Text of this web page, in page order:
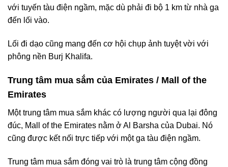
với tuyến tàu điện ngầm, mặc dù phải đi bộ 1 km từ nhà ga
đến lối vào.
Lối đi dạo cũng mang đến cơ hội chụp ảnh tuyệt vời với
phông nền Burj Khalifa.
Trung tâm mua sắm của Emirates / Mall of the
Emirates
Một trung tâm mua sắm khác có lượng người qua lại đông
đúc, Mall of the Emirates nằm ở Al Barsha của Dubai. Nó
cũng được kết nối trực tiếp với một ga tàu điện ngầm.
Trung tâm mua sắm đóng vai trò là trung tâm cộng đồng